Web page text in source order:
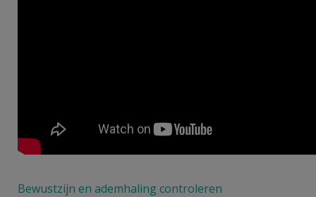
Bewustzijn en ademhaling controleren